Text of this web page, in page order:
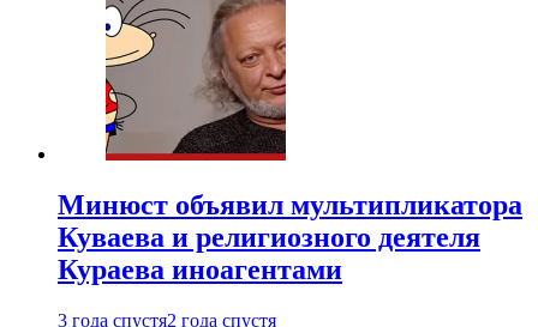
Минюст объявил мультипликатора
Куваева и религиозного деятеля
Кураева иноагентами
3 года спустя2 года спустя